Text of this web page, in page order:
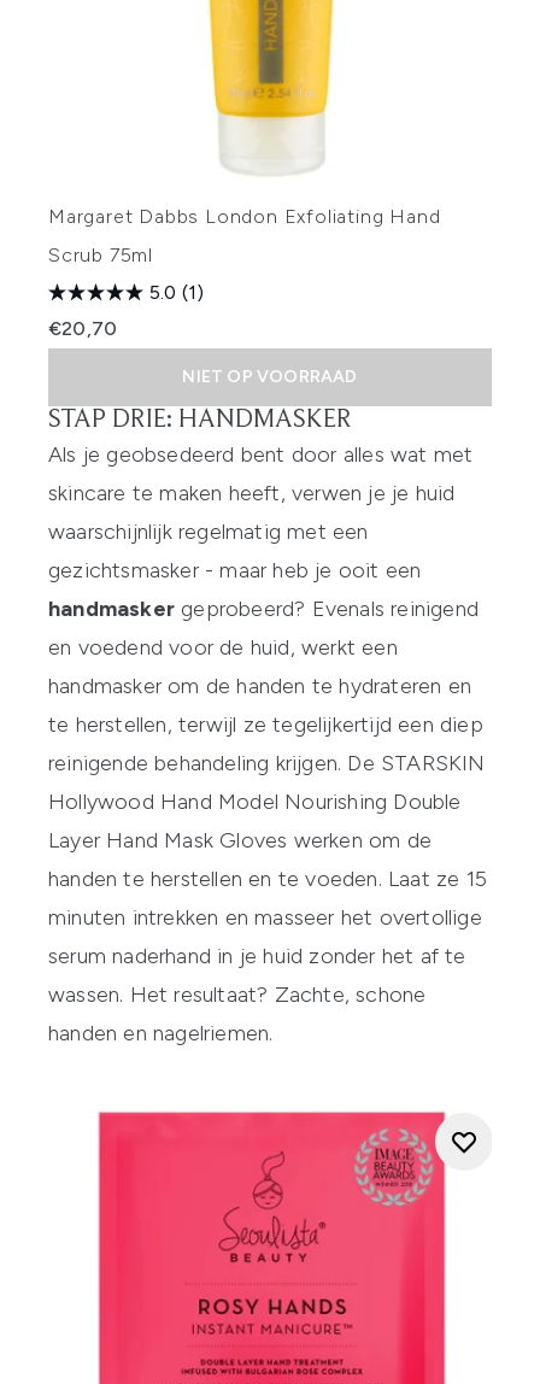
Margaret Dabbs London Exfoliating Hand
Scrub 75ml
5.0 (1)
€20,70
NIET OP VOORRAAD
STAP DRIE: HANDMASKER
Als je geobsedeerd bent door alles wat met
skincare te maken heeft, verwen je je huid
waarschijnlijk regelmatig met een
gezichtsmasker - maar heb je ooit een
handmasker geprobeerd? Evenals reinigend
en voedend voor de huid, werkt een
handmasker om de handen te hydrateren en
te herstellen, terwijl ze tegelijkertijd een diep
reinigende behandeling krijgen. De STARSKIN
Hollywood Hand Model Nourishing Double
Layer Hand Mask Gloves werken om de
handen te herstellen en te voeden. Laat ze 15
minuten intrekken en masseer het overtollige
serum naderhand in je huid zonder het af te
wassen. Het resultaat? Zachte, schone
handen en nagelriemen.